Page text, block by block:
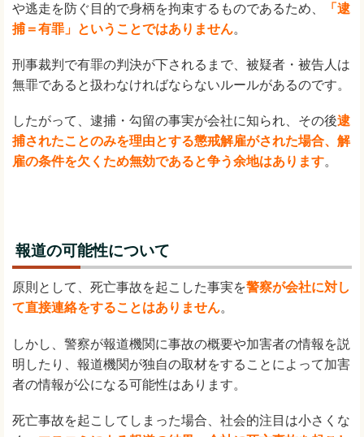
や逃走を防ぐ目的で身柄を拘束するものであるため、
「逮
捕＝有罪」ということではありません。
刑事裁判で有罪の判決が下されるまで、被疑者・被告人は
無罪であると扱わなければならないルールがあるのです。
したがって、逮捕・勾留の事実が会社に知られ、その後逮
捕されたことのみを理由とする懲戒解雇がされた場合、解
雇の条件を欠くため無効であると争う余地はあります。
報道の可能性について
原則として、死亡事故を起こした事実を警察が会社に対し
て直接連絡をすることはありません。
しかし、警察が報道機関に事故の概要や加害者の情報を説
明したり、報道機関が独自の取材をすることによって加害
者の情報が公になる可能性はあります。
死亡事故を起こしてしまった場合、社会的注目は小さくな